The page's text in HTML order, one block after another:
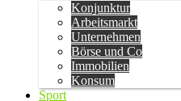
Konjunktur
Arbeitsmarkt
Unternehmen
Börse und Co
Immobilien
Konsum
Sport